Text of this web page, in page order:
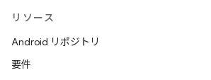
リソース
Android リポジトリ
要件